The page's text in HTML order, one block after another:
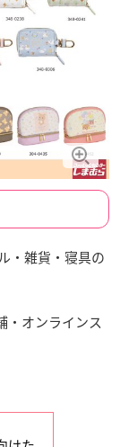
・雑貨・寝具の
・オンラインス